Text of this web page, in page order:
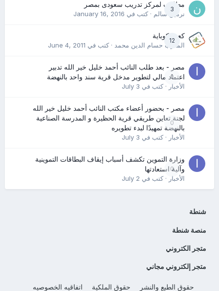
3
مطلوب لمركز تدريب سعودى بمصر
نرمين سالم· كتب في January 16, 2016
12
كعب كوباية
المدرب حسام الدين محمد· كتب في June 4, 2011
0
مصر - بعد طلب النائب أحمد خليل خير الله تدبير
اعتماد مالي لتطوير مدخل قرية سند واحد بالنهضة
الأخبار· كتب في July 3
0
مصر - بحضور أعضاء مكتب النائب أحمد خليل خير الله
لجنة تعاين طريقي قرية الحظيرة و المدرسة الصناعية
بالنهضة تمهيدًا لبدء تطويره
الأخبار· كتب في July 3
0
وزارة التموين تكشف أسباب إيقاف البطاقات التموينية
وآلية استعادتها
الأخبار· كتب في July 2
شنطة
منصة شنطة
متجر الكتروني
متجر إلكتروني مجاني
حقوق الطبع والنشر حقوق الملكية اتفاقيه الخصوصيه